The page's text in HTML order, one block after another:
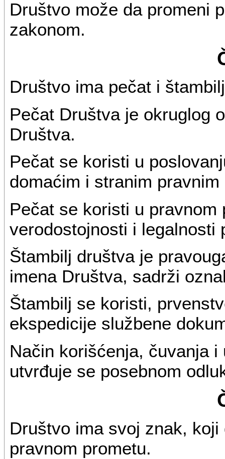
Društvo može da promeni
zakonom.
Društvo ima pečat i
Pečat Društva je okruglog
Društva.
Pečat se koristi u
domaćim i stranim
Pečat se koristi u
verodostojnosti i legalnosti
Štambilj društva je
imena Društva, sadrži
Štambilj se koristi,
ekspedicije službene
Način korišćenja, čuvanja
utvrđuje se posebnom
Društvo ima svoj znak,
pravnom prometu.